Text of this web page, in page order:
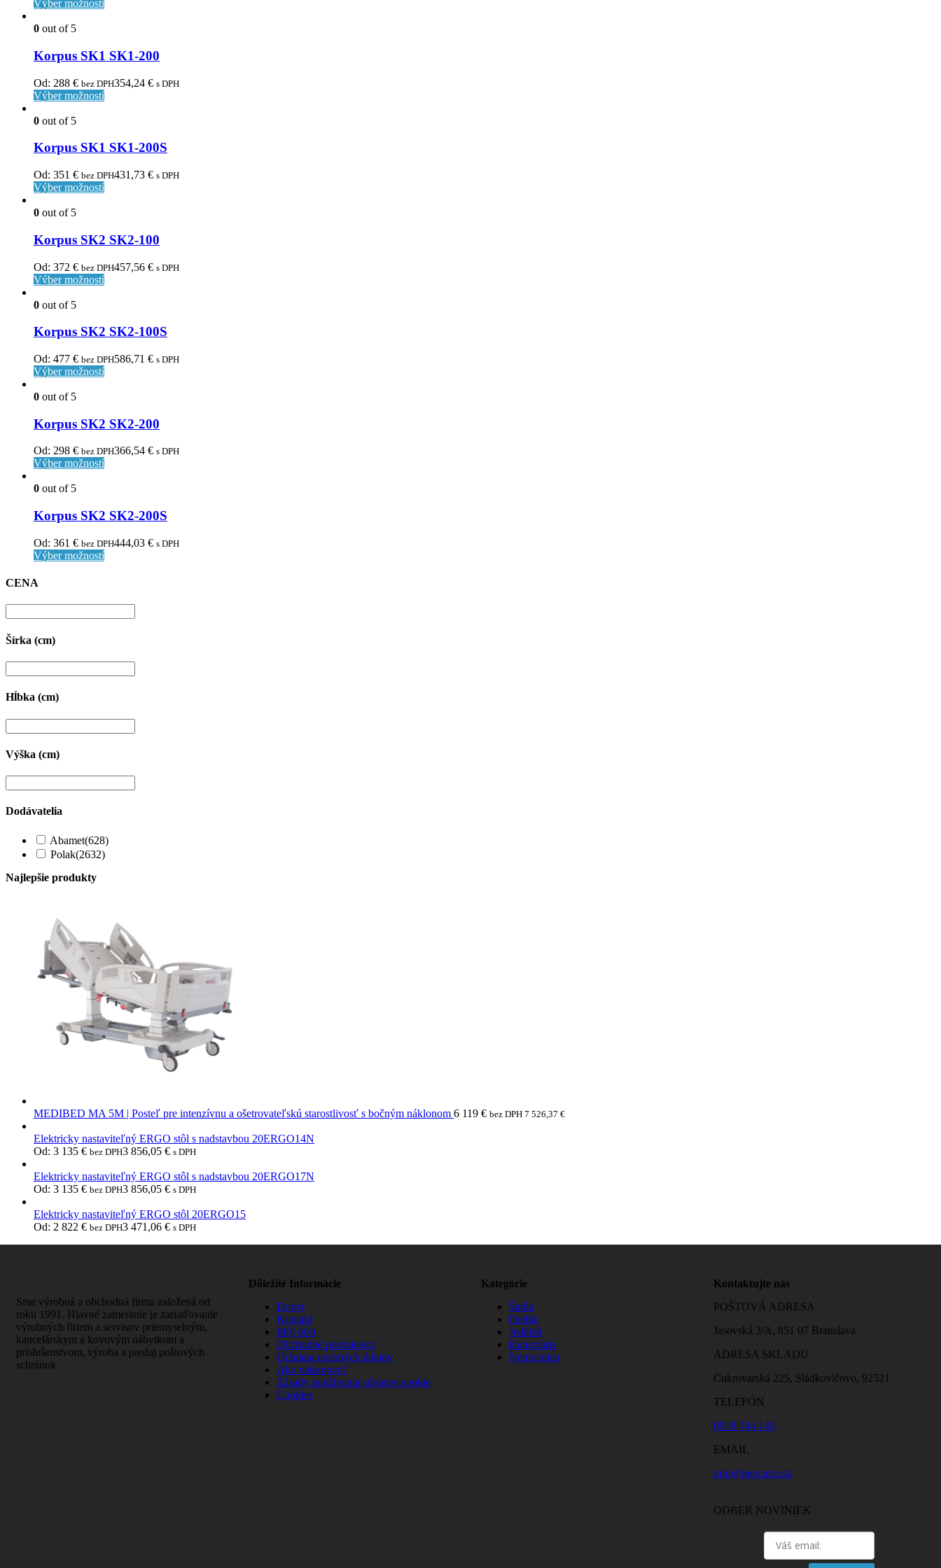
Výber možností
0 out of 5
Korpus SK1 SK1-200
Od: 288 € bez DPH354,24 € s DPH
Výber možností
0 out of 5
Korpus SK1 SK1-200S
Od: 351 € bez DPH431,73 € s DPH
Výber možností
0 out of 5
Korpus SK2 SK2-100
Od: 372 € bez DPH457,56 € s DPH
Výber možností
0 out of 5
Korpus SK2 SK2-100S
Od: 477 € bez DPH586,71 € s DPH
Výber možností
0 out of 5
Korpus SK2 SK2-200
Od: 298 € bez DPH366,54 € s DPH
Výber možností
0 out of 5
Korpus SK2 SK2-200S
Od: 361 € bez DPH444,03 € s DPH
Výber možností
CENA
Šírka (cm)
Hĺbka (cm)
Výška (cm)
Dodávatelia
Abamet(628)
Polak(2632)
Najlepšie produkty
MEDIBED MA 5M | Posteľ pre intenzívnu a ošetrovateľskú starostlivosť s bočným náklonom 6 119 € bez DPH 7 526,37 €
Elektricky nastaviteľný ERGO stôl s nadstavbou 20ERGO14N
Od: 3 135 € bez DPH3 856,05 € s DPH
Elektricky nastaviteľný ERGO stôl s nadstavbou 20ERGO17N
Od: 3 135 € bez DPH3 856,05 € s DPH
Elektricky nastaviteľný ERGO stôl 20ERGO15
Od: 2 822 € bez DPH3 471,06 € s DPH
Sme výrobná a obchodná firma založená od
roku 1991. Hlavné zameranie je zariaďovanie
výrobných firiem a servisov priemyselným,
kancelárskym a kovovým nábytkom a
príslušenstvom, výroba a predaj poštových
schránok.
Dôležité Informácie
Dopyt
Kontakt
Môj účet
Obchodné podmienky
Ochrana osobných údajov
Ako nakupovať
Zásady používania súborov cookie
Cookies
Kategórie
Šatňa
Dielňa
Jedáleň
Kancelária
Nemocnica
Kontaktujte nás
POŠTOVÁ ADRESA
Jasovská 3/A, 851 07 Bratislava
ADRESA SKLADU
Cukrovarská 225, Sládkovičovo, 92521
TELEFÓN
0918 744 145
EMAIL
info@mercator.sk
ODBER NOVINIEK